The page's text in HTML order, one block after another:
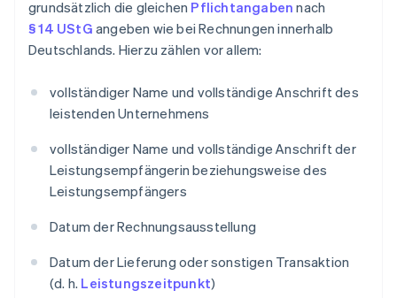
grundsätzlich die gleichen Pflichtangaben nach
§ 14 UStG angeben wie bei Rechnungen innerhalb
Deutschlands. Hierzu zählen vor allem:
vollständiger Name und vollständige Anschrift des
leistenden Unternehmens
vollständiger Name und vollständige Anschrift der
Leistungsempfängerin beziehungsweise des
Leistungsempfängers
Datum der Rechnungsausstellung
Datum der Lieferung oder sonstigen Transaktion
(d. h. Leistungszeitpunkt)